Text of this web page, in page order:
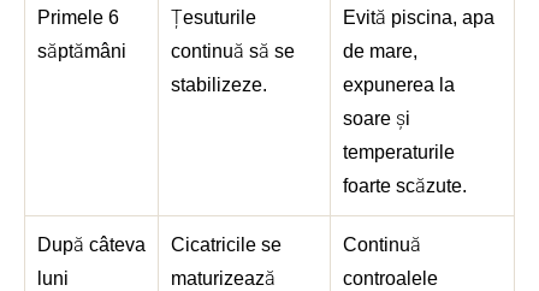
Primele 6
săptămâni
Țesuturile
continuă să se
stabilizeze.
Evită piscina, apa
de mare,
expunerea la
soare și
temperaturile
foarte scăzute.
După câteva
luni
Cicatricile se
maturizează
Continuă
controalele